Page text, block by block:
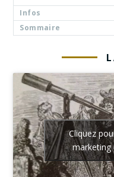
Infos
Sommaire
Cliquez
marketing